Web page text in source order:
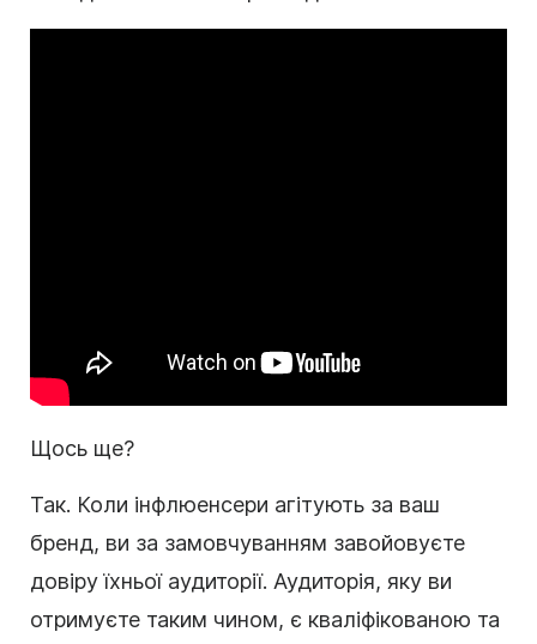
Щось ще?
Так. Коли інфлюенсери агітують за ваш
бренд, ви за замовчуванням завойовуєте
довіру їхньої аудиторії. Аудиторія, яку ви
отримуєте таким чином, є кваліфікованою та